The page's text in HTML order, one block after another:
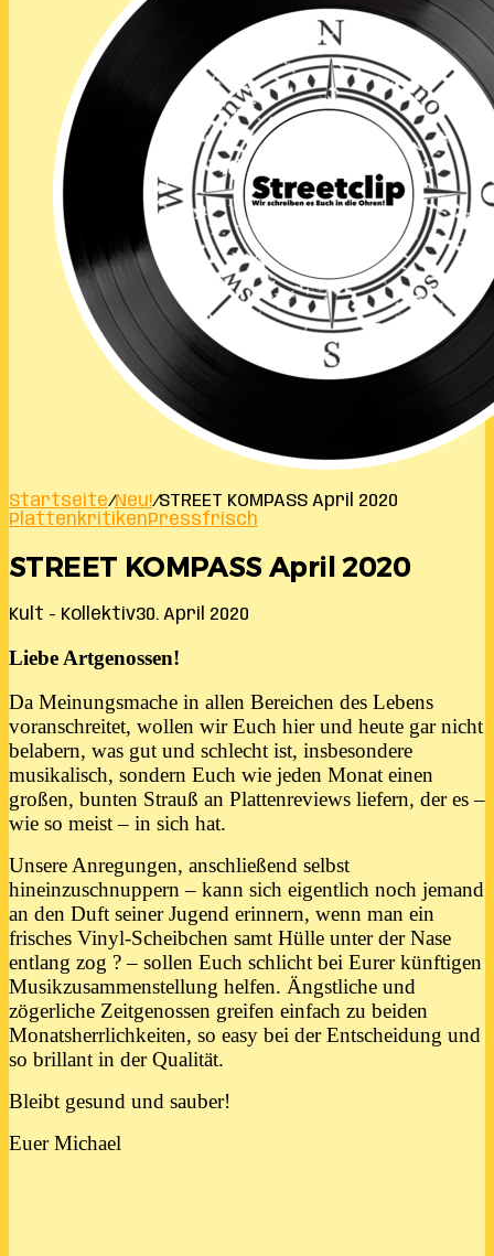
Startseite/Neu!/STREET KOMPASS April 2020
PlattenkritikenPressfrisch
STREET KOMPASS April 2020
Kult - Kollektiv30. April 2020
Liebe Artgenossen!
Da Meinungsmache in allen Bereichen des Lebens
voranschreitet, wollen wir Euch hier und heute gar nicht
belabern, was gut und schlecht ist, insbesondere
musikalisch, sondern Euch wie jeden Monat einen
großen, bunten Strauß an Plattenreviews liefern, der es –
wie so meist – in sich hat.
Unsere Anregungen, anschließend selbst
hineinzuschnuppern – kann sich eigentlich noch jemand
an den Duft seiner Jugend erinnern, wenn man ein
frisches Vinyl-Scheibchen samt Hülle unter der Nase
entlang zog ? – sollen Euch schlicht bei Eurer künftigen
Musikzusammenstellung helfen. Ängstliche und
zögerliche Zeitgenossen greifen einfach zu beiden
Monatsherrlichkeiten, so easy bei der Entscheidung und
so brillant in der Qualität.
Bleibt gesund und sauber!
Euer Michael